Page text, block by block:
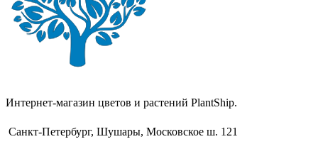
Интернет-магазин цветов и растений PlantShip.
Санкт-Петербург, Шушары, Московское ш. 121